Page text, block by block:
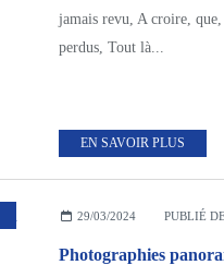
jamais revu, A croire, que,
perdus, Tout là...
EN SAVOIR PLUS
,PHOTOGRAPHE SAINT
29/03/2024 PUBLIÉ